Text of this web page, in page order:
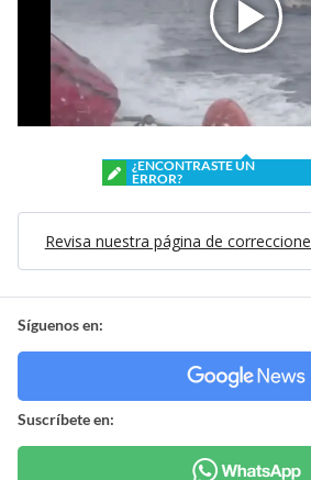
¿ENCONTRASTE UN
ERROR?
Revisa nuestra página de
Síguenos en:
Suscríbete en: